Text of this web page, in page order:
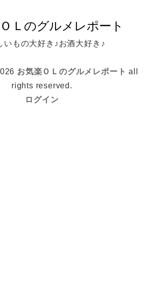
いもの大好き♪お酒大好き♪
お気楽ＯＬのグルメレポート all
rights reserved.
ログイン